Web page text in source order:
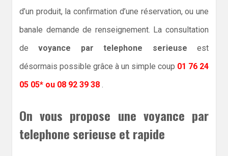
d’un produit, la confirmation d’une réservation, ou une
banale demande de renseignement. La consultation
devoyance par telephone serieuse est
désormais possible grâce à un simple coup 01 76 24
05 05* ou 08 92 39 38 .
On vous propose une voyance par
telephone serieuse et rapide